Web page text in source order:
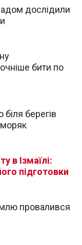
дослідили
бити по
берегів
в Ізмаїлі:
підготовки